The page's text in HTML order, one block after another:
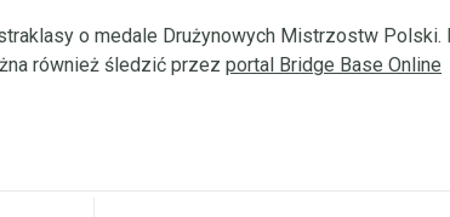
o medale Drużynowych Mistrzostw Polski.
również śledzić przez portal Bridge Base Online